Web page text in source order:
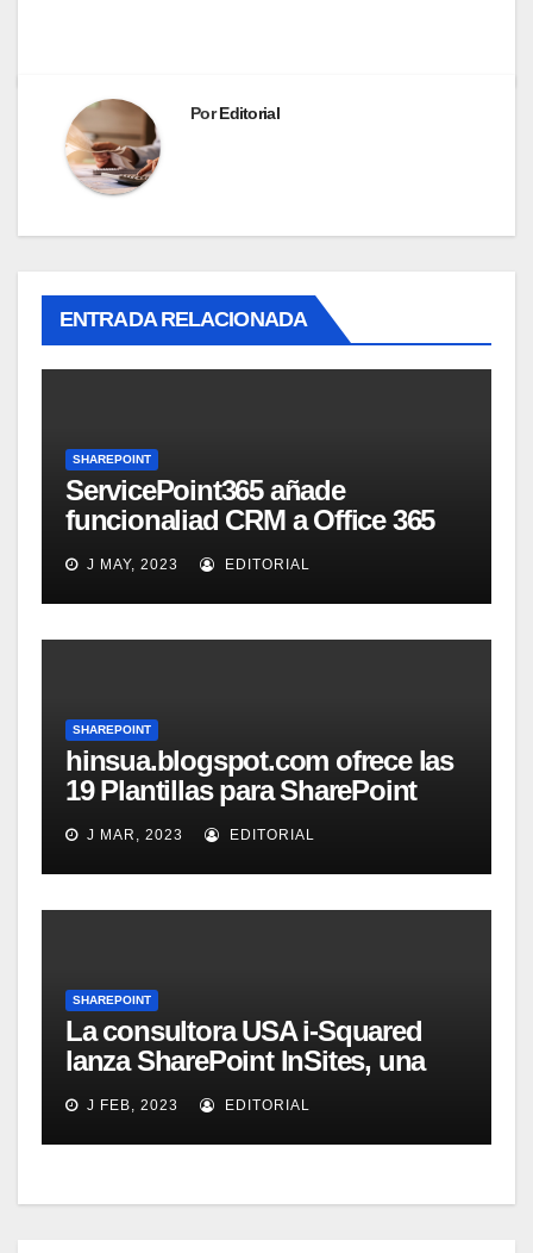
PorEditorial
ENTRADA RELACIONADA
SHAREPOINT
ServicePoint365 añade
funcionaliad CRM a Office 365
SharePoint
J MAY, 2023 EDITORIAL
SHAREPOINT
hinsua.blogspot.com ofrece las
19 Plantillas para SharePoint
2010J MAR, 2023 EDITORIAL
SHAREPOINT
La consultora USA i-Squared
lanza SharePoint InSites, una
herramienta para que los
usuarios de una organización
aprendan a sacar el mayor
J FEB, 2023 EDITORIAL